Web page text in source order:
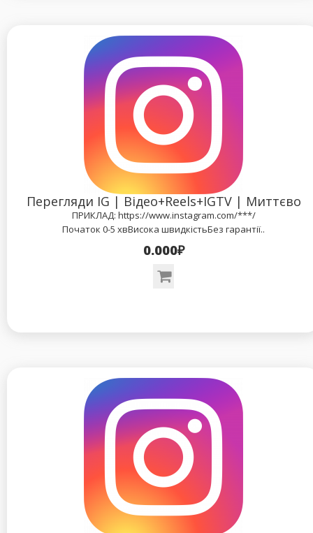
Перегляди IG | Відео+Reels+IGTV | Миттєво
ПРИКЛАД: https://www.instagram.com/***/
Початок 0-5 хвВисока швидкістьБез гарантії..
0.000₽